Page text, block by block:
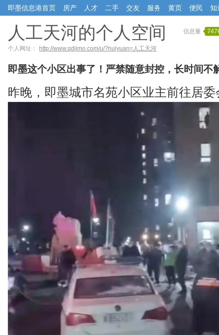
即墨信息港首页 房产 人才 二手 交友 服务 黄页 便民 知
人工天河的个人空间 信息量
个人网址： http://www.qdjimo.com/u/?huiyuan=人工天河
即墨这个小区出事了！严禁随意封控，长时间不
昨晚，即墨城市名苑小区业主前往居